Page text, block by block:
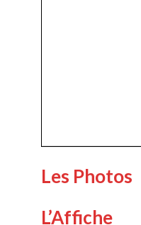
Les Photos
L’Affiche